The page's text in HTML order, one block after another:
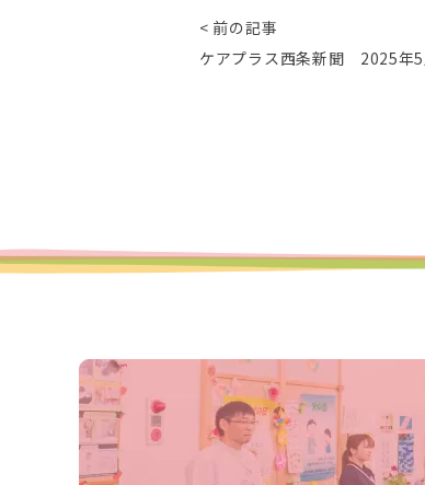
< 前の記事
ケアプラス西条新聞 2025年